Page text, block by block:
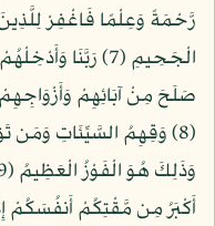
رَّحْمَةً وَعِلْمًا فَاغْفِرْ
الْجَحِيمِ (7)
صَلَحَ مِنْ آبَائِهِمْ
(8) وَقِهِمُ السَّيِّئَاتِ وَمَن
أَكْبَرُ مِن مَّقْتِكُمْ أَنفُسَكُمْ